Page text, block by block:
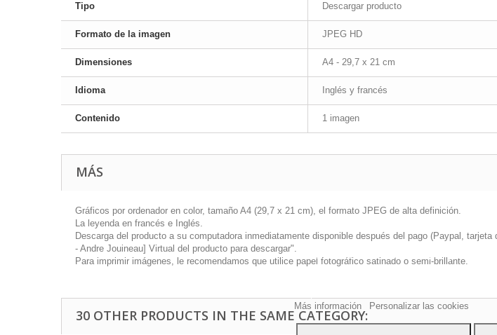
Tipo Descargar producto
Formato de la imagen JPEG HD
Dimensiones A4 - 29,7 x 21 cm
Idioma Inglés y francés
Contenido 1 imagen
MÁS
Gráficos por ordenador en color, tamaño A4 (29,7 x 21 cm), el formato JPEG de alta definición.
La leyenda en francés e Inglés.
Descarga del producto a su computadora inmediatamente disponible después del pago (Paypal,
- Andre Jouineau] Virtual del producto para descargar".
Para imprimir imágenes, le recomendamos que utilice papel fotográfico satinado o semi-brillante.
30 OTHER PRODUCTS IN THE SAME CATEGORY:
Este sitio web utiliza cookies propias y de
mostrarle publicidad relacionada con sus
Más información
Personalizar las cookies